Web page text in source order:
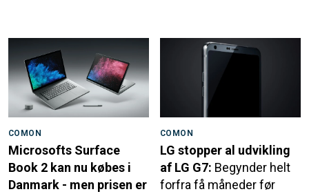
COMON
Microsofts Surface
Book 2 kan nu købes i
Danmark - men prisen er
COMON
LG stopper al udvikling
af LG G7: Begynder helt
forfra få måneder før